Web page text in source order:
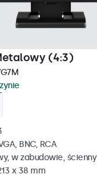
(4:3)
BNC, RCA
w zabudowie, ścienny
x 38 mm